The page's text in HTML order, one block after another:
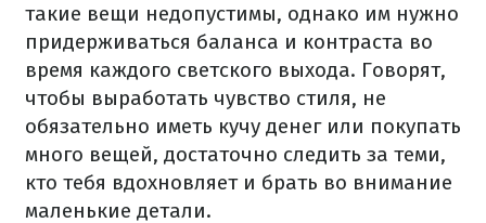
такие вещи недопустимы, однако им нужно
придерживаться баланса и контраста во
время каждого светского выхода. Говорят,
чтобы выработать чувство стиля, не
обязательно иметь кучу денег или покупать
много вещей, достаточно следить за теми,
кто тебя вдохновляет и брать во внимание
маленькие детали.